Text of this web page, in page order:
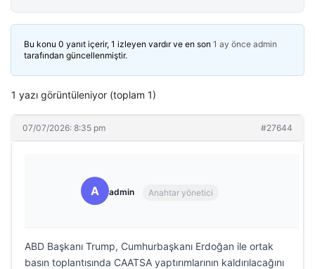
Bu konu 0 yanıt içerir, 1 izleyen vardır ve en son 1 ay önce admin
tarafından güncellenmiştir.
1 yazı görüntüleniyor (toplam 1)
07/07/2026: 8:35 pm #27644
A admin Anahtar yönetici
ABD Başkanı Trump, Cumhurbaşkanı Erdoğan ile ortak
basın toplantısında CAATSA yaptırımlarının kaldırılacağını